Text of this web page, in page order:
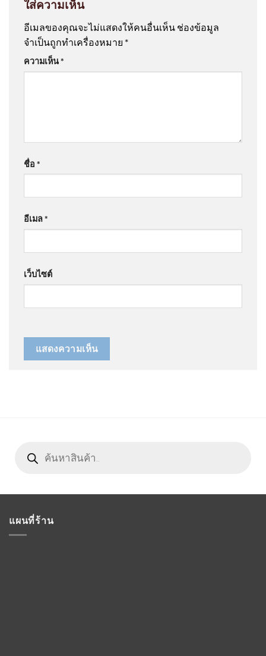
ใส่ความเห็น
อีเมลของคุณจะไม่แสดงให้คนอื่นเห็น ช่องข้อมูล
จำเป็นถูกทำเครื่องหมาย *
ความเห็น*
ชื่อ *
อีเมล*
เว็บไซต์
search
แผนที่ร้าน